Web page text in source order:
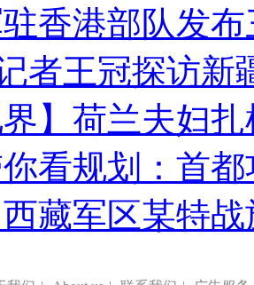
香港部队发
者王冠探访新
界】荷兰夫妇
看规划：首
藏军区某特